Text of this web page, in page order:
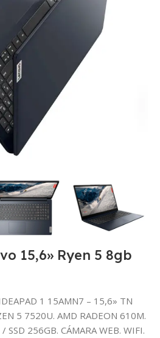
15,6» Ryen 5 8gb
1 15AMN7 – 15,6» TN
5 7520U. AMD RADEON 610M.
SSD 256GB. CÁMARA WEB. WIFI.